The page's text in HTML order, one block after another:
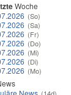
Woche
(So)
(Sa)
(Fr)
(Do)
(Mi)
(Di)
(Mo)
News